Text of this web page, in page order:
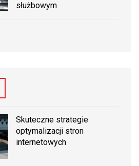
służbowym
Skuteczne strategie
optymalizacji stron
internetowych